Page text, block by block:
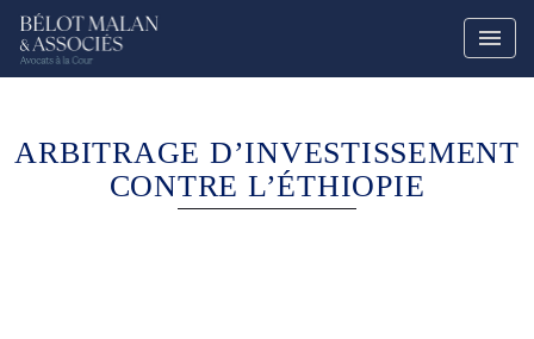
ARBITRAGE D’INVESTISSEMENT
CONTRE L’ÉTHIOPIE